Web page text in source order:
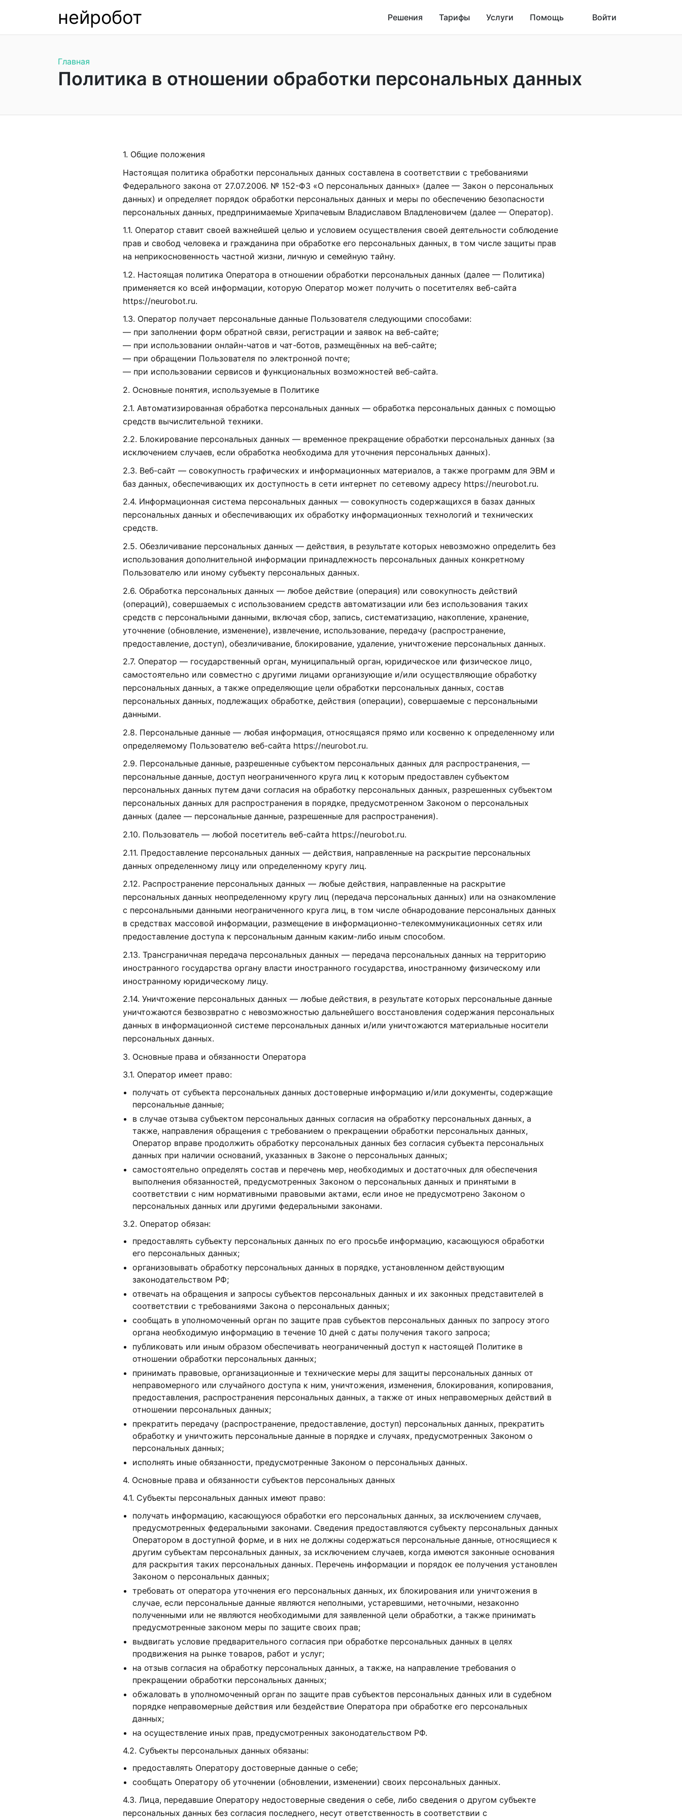
нейробот Решения Тарифы Услуги Помощь Войти
Главная
Политика в отношении обработки персональных данных
1. Общие положения
Настоящая политика обработки персональных данных составлена в соответствии с требованиями
Федерального закона от 27.07.2006. № 152-ФЗ «О персональных данных» (далее — Закон о персональных
данных) и определяет порядок обработки персональных данных и меры по обеспечению безопасности
персональных данных, предпринимаемые Хрипачевым Владиславом Владленовичем (далее — Оператор).
1.1. Оператор ставит своей важнейшей целью и условием осуществления своей деятельности соблюдение
прав и свобод человека и гражданина при обработке его персональных данных, в том числе защиты прав
на неприкосновенность частной жизни, личную и семейную тайну.
1.2. Настоящая политика Оператора в отношении обработки персональных данных (далее — Политика)
применяется ко всей информации, которую Оператор может получить о посетителях веб-сайта
https://neurobot.ru.
1.3. Оператор получает персональные данные Пользователя следующими способами:
— при заполнении форм обратной связи, регистрации и заявок на веб-сайте;
— при использовании онлайн-чатов и чат-ботов, размещённых на веб-сайте;
— при обращении Пользователя по электронной почте;
— при использовании сервисов и функциональных возможностей веб-сайта.
2. Основные понятия, используемые в Политике
2.1. Автоматизированная обработка персональных данных — обработка персональных данных с помощью
средств вычислительной техники.
2.2. Блокирование персональных данных — временное прекращение обработки персональных данных (за
исключением случаев, если обработка необходима для уточнения персональных данных).
2.3. Веб-сайт — совокупность графических и информационных материалов, а также программ для ЭВМ и
баз данных, обеспечивающих их доступность в сети интернет по сетевому адресу https://neurobot.ru.
2.4. Информационная система персональных данных — совокупность содержащихся в базах данных
персональных данных и обеспечивающих их обработку информационных технологий и технических
средств.
2.5. Обезличивание персональных данных — действия, в результате которых невозможно определить без
использования дополнительной информации принадлежность персональных данных конкретному
Пользователю или иному субъекту персональных данных.
2.6. Обработка персональных данных — любое действие (операция) или совокупность действий
(операций), совершаемых с использованием средств автоматизации или без использования таких
средств с персональными данными, включая сбор, запись, систематизацию, накопление, хранение,
уточнение (обновление, изменение), извлечение, использование, передачу (распространение,
предоставление, доступ), обезличивание, блокирование, удаление, уничтожение персональных данных.
2.7. Оператор — государственный орган, муниципальный орган, юридическое или физическое лицо,
самостоятельно или совместно с другими лицами организующие и/или осуществляющие обработку
персональных данных, а также определяющие цели обработки персональных данных, состав
персональных данных, подлежащих обработке, действия (операции), совершаемые с персональными
данными.
2.8. Персональные данные — любая информация, относящаяся прямо или косвенно к определенному или
определяемому Пользователю веб-сайта https://neurobot.ru.
2.9. Персональные данные, разрешенные субъектом персональных данных для распространения, —
персональные данные, доступ неограниченного круга лиц к которым предоставлен субъектом
персональных данных путем дачи согласия на обработку персональных данных, разрешенных субъектом
персональных данных для распространения в порядке, предусмотренном Законом о персональных
данных (далее — персональные данные, разрешенные для распространения).
2.10. Пользователь — любой посетитель веб-сайта https://neurobot.ru.
2.11. Предоставление персональных данных — действия, направленные на раскрытие персональных
данных определенному лицу или определенному кругу лиц.
2.12. Распространение персональных данных — любые действия, направленные на раскрытие
персональных данных неопределенному кругу лиц (передача персональных данных) или на ознакомление
с персональными данными неограниченного круга лиц, в том числе обнародование персональных данных
в средствах массовой информации, размещение в информационно-телекоммуникационных сетях или
предоставление доступа к персональным данным каким-либо иным способом.
2.13. Трансграничная передача персональных данных — передача персональных данных на территорию
иностранного государства органу власти иностранного государства, иностранному физическому или
иностранному юридическому лицу.
2.14. Уничтожение персональных данных — любые действия, в результате которых персональные данные
уничтожаются безвозвратно с невозможностью дальнейшего восстановления содержания персональных
данных в информационной системе персональных данных и/или уничтожаются материальные носители
персональных данных.
3. Основные права и обязанности Оператора
3.1. Оператор имеет право:
получать от субъекта персональных данных достоверные информацию и/или документы, содержащие
персональные данные;
в случае отзыва субъектом персональных данных согласия на обработку персональных данных, а
также, направления обращения с требованием о прекращении обработки персональных данных,
Оператор вправе продолжить обработку персональных данных без согласия субъекта персональных
данных при наличии оснований, указанных в Законе о персональных данных;
самостоятельно определять состав и перечень мер, необходимых и достаточных для обеспечения
выполнения обязанностей, предусмотренных Законом о персональных данных и принятыми в
соответствии с ним нормативными правовыми актами, если иное не предусмотрено Законом о
персональных данных или другими федеральными законами.
3.2. Оператор обязан:
предоставлять субъекту персональных данных по его просьбе информацию, касающуюся обработки
его персональных данных;
организовывать обработку персональных данных в порядке, установленном действующим
законодательством РФ;
отвечать на обращения и запросы субъектов персональных данных и их законных представителей в
соответствии с требованиями Закона о персональных данных;
сообщать в уполномоченный орган по защите прав субъектов персональных данных по запросу этого
органа необходимую информацию в течение 10 дней с даты получения такого запроса;
публиковать или иным образом обеспечивать неограниченный доступ к настоящей Политике в
отношении обработки персональных данных;
принимать правовые, организационные и технические меры для защиты персональных данных от
неправомерного или случайного доступа к ним, уничтожения, изменения, блокирования, копирования,
предоставления, распространения персональных данных, а также от иных неправомерных действий в
отношении персональных данных;
прекратить передачу (распространение, предоставление, доступ) персональных данных, прекратить
обработку и уничтожить персональные данные в порядке и случаях, предусмотренных Законом о
персональных данных;
исполнять иные обязанности, предусмотренные Законом о персональных данных.
4. Основные права и обязанности субъектов персональных данных
4.1. Субъекты персональных данных имеют право:
получать информацию, касающуюся обработки его персональных данных, за исключением случаев,
предусмотренных федеральными законами. Сведения предоставляются субъекту персональных данных
Оператором в доступной форме, и в них не должны содержаться персональные данные, относящиеся к
другим субъектам персональных данных, за исключением случаев, когда имеются законные основания
для раскрытия таких персональных данных. Перечень информации и порядок ее получения установлен
Законом о персональных данных;
требовать от оператора уточнения его персональных данных, их блокирования или уничтожения в
случае, если персональные данные являются неполными, устаревшими, неточными, незаконно
полученными или не являются необходимыми для заявленной цели обработки, а также принимать
предусмотренные законом меры по защите своих прав;
выдвигать условие предварительного согласия при обработке персональных данных в целях
продвижения на рынке товаров, работ и услуг;
на отзыв согласия на обработку персональных данных, а также, на направление требования о
прекращении обработки персональных данных;
обжаловать в уполномоченный орган по защите прав субъектов персональных данных или в судебном
порядке неправомерные действия или бездействие Оператора при обработке его персональных
данных;
на осуществление иных прав, предусмотренных законодательством РФ.
4.2. Субъекты персональных данных обязаны:
предоставлять Оператору достоверные данные о себе;
сообщать Оператору об уточнении (обновлении, изменении) своих персональных данных.
4.3. Лица, передавшие Оператору недостоверные сведения о себе, либо сведения о другом субъекте
персональных данных без согласия последнего, несут ответственность в соответствии с